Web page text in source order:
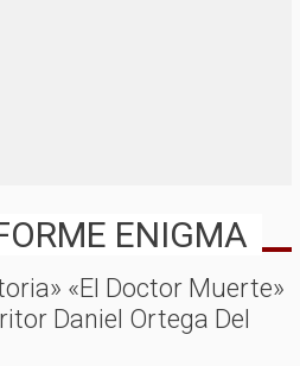
ENIGMA
«El Doctor Muerte»
Daniel Ortega Del